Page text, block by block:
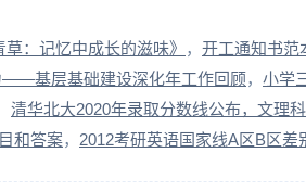
：记忆中成长的滋味》 开工通知书范
——基层基础建设深化年工作回顾
小学
清华北大2020年录取分数线公布，文理
和答案
2012考研英语国家线A区B区差